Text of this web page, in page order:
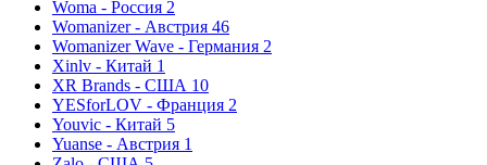
Woma - Россия 2
Womanizer - Австрия 46
Womanizer Wave - Германия 2
Xinlv - Китай 1
XR Brands - США 10
YESforLOV - Франция 2
Youvic - Китай 5
Yuanse - Австрия 1